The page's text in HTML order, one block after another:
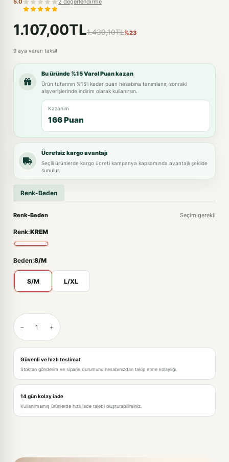
5.0 2 değerlendirme
1.107,00TL1.439,10TL%23
9 aya varan taksit
Bu üründe %15 Varol Puan kazan
Ürün tutarının %15'i kadar puan hesabına tanımlanır, sonraki
alışverişlerinde indirim olarak kullanırsın.
Kazanım
166 Puan
Ücretsiz kargo avantajı
Seçili ürünlerde kargo ücreti kampanya kapsamında avantajlı şekilde
sunulur.
Renk-Beden
Renk-Beden Seçim gerekli
Renk:KREM
Beden:S/M
S/M L/XL
KREM-L/XL
− +
Güvenli ve hızlı teslimat
Stoktan gönderim ve sipariş durumunu hesabınızdan takip etme kolaylığı.
14 gün kolay iade
Kullanılmamış ürünlerde hızlı iade talebi oluşturabilirsiniz.